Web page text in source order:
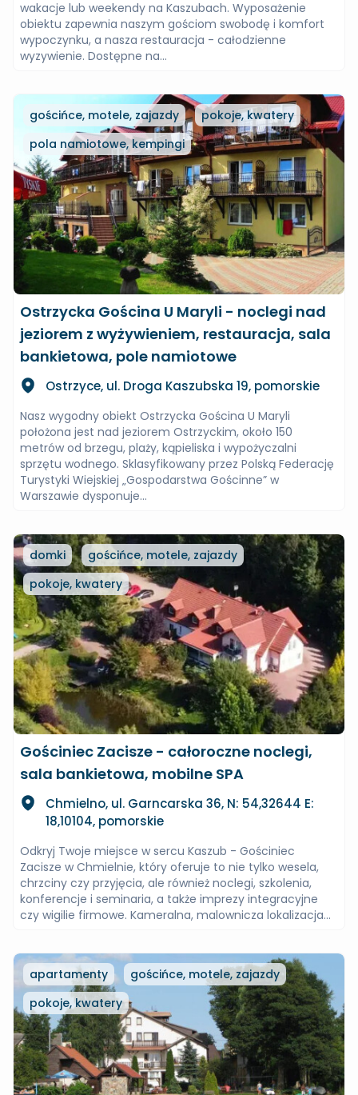
wakacje lub weekendy na Kaszubach. Wyposażenie
obiektu zapewnia naszym gościom swobodę i komfort
wypoczynku, a nasza restauracja - całodzienne
wyzywienie. Dostępne na...
gościńce, motele, zajazdy
pokoje, kwatery
pola namiotowe, kempingi
Ostrzycka Gościna U Maryli - noclegi nad
jeziorem z wyżywieniem, restauracja, sala
bankietowa, pole namiotowe
Ostrzyce, ul. Droga Kaszubska 19, pomorskie
Nasz wygodny obiekt Ostrzycka Gościna U Maryli
położona jest nad jeziorem Ostrzyckim, około 150
metrów od brzegu, plaży, kąpieliska i wypożyczalni
sprzętu wodnego. Sklasyfikowany przez Polską Federację
Turystyki Wiejskiej „Gospodarstwa Gościnne” w
Warszawie dysponuje...
domki
gościńce, motele, zajazdy
pokoje, kwatery
Gościniec Zacisze - całoroczne noclegi,
sala bankietowa, mobilne SPA
Chmielno, ul. Garncarska 36, N: 54,32644 E:
18,10104, pomorskie
Odkryj Twoje miejsce w sercu Kaszub - Gościniec
Zacisze w Chmielnie, który oferuje to nie tylko wesela,
chrzciny czy przyjęcia, ale również noclegi, szkolenia,
konferencje i seminaria, a także imprezy integracyjne
czy wigilie firmowe. Kameralna, malownicza lokalizacja...
apartamenty
gościńce, motele, zajazdy
pokoje, kwatery